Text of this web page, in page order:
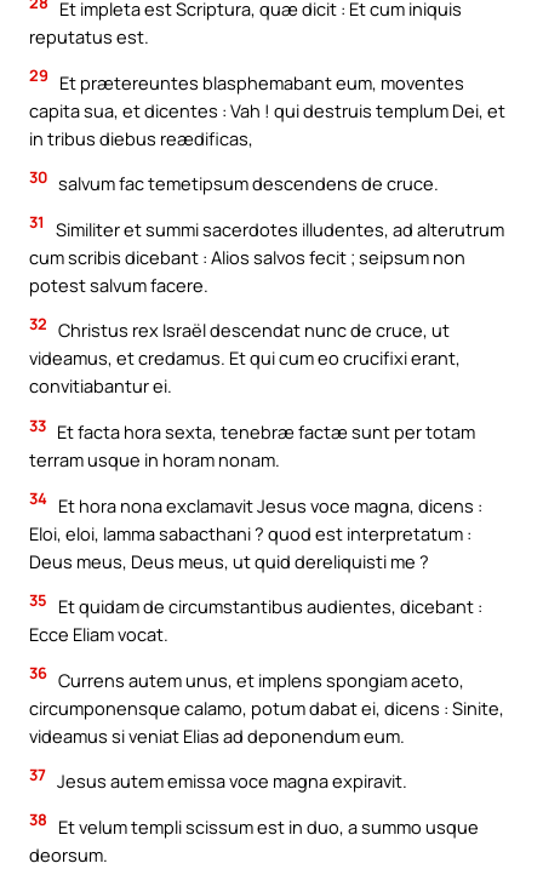
Et impleta est Scriptura, quæ dicit : Et cum iniquis
reputatus est.
29
Et prætereuntes blasphemabant eum, moventes
capita sua, et dicentes : Vah ! qui destruis templum Dei, et
in tribus diebus reædificas,
30 salvum fac temetipsum descendens de cruce.
31
Similiter et summi sacerdotes illudentes, ad alterutrum
cum scribis dicebant : Alios salvos fecit ; seipsum non
potest salvum facere.
32 Christus rex Israël descendat nunc de cruce, ut
videamus, et credamus. Et qui cum eo crucifixi erant,
convitiabantur ei.
33 Et facta hora sexta, tenebræ factæ sunt per totam
terram usque in horam nonam.
34 Et hora nona exclamavit Jesus voce magna, dicens :
Eloi, eloi, lamma sabacthani ? quod est interpretatum :
Deus meus, Deus meus, ut quid dereliquisti me ?
35
Et quidam de circumstantibus audientes, dicebant :
Ecce Eliam vocat.
36 Currens autem unus, et implens spongiam aceto,
circumponensque calamo, potum dabat ei, dicens : Sinite,
videamus si veniat Elias ad deponendum eum.
37 Jesus autem emissa voce magna expiravit.
38
Et velum templi scissum est in duo, a summo usque
deorsum.